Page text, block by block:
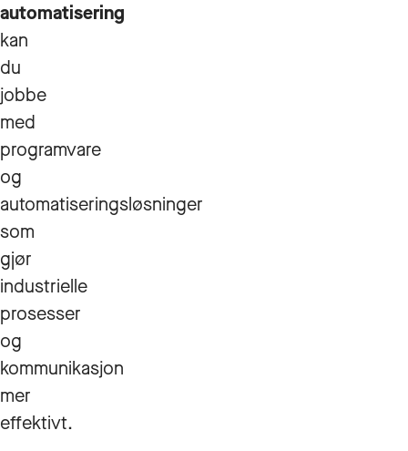
automatisering
kan
du
jobbe
med
programvare
og
automatiseringsløsninger
som
gjør
industrielle
prosesser
og
kommunikasjon
mer
effektivt.